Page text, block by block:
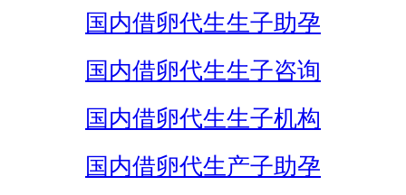
国内借卵代生生子助孕
国内借卵代生生子咨询
国内借卵代生生子机构
国内借卵代生产子助孕